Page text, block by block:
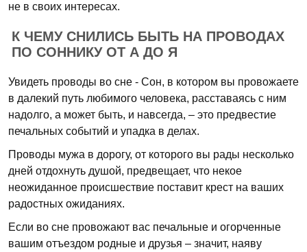
не в своих интересах.
К ЧЕМУ СНИЛИСЬ БЫТЬ НА ПРОВОДАХ
ПО СОННИКУ ОТ А ДО Я
Увидеть проводы во сне - Сон, в котором вы провожаете
в далекий путь любимого человека, расставаясь с ним
надолго, а может быть, и навсегда, – это предвестие
печальных событий и упадка в делах.
Проводы мужа в дорогу, от которого вы рады несколько
дней отдохнуть душой, предвещает, что некое
неожиданное происшествие поставит крест на ваших
радостных ожиданиях.
Если во сне провожают вас печальные и огорченные
вашим отъездом родные и друзья – значит, наяву